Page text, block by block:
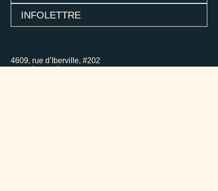
INFOLETTRE
4609, rue d’Iberville, #202